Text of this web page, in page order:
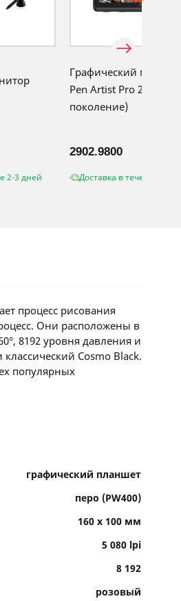
2-3 дней
Графический
Pen Artist Pro 22 (2-е
поколение)
2902.9800
Доставка в течение 2-3
процесс рисования
Они расположены в
8192 уровня давления и
Cosmo Black.
популярных
графический планшет
перо (PW400)
160 x 100 мм
5 080 lpi
8 192
розовый